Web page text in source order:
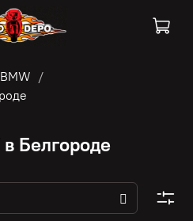
BMW
Белгороде